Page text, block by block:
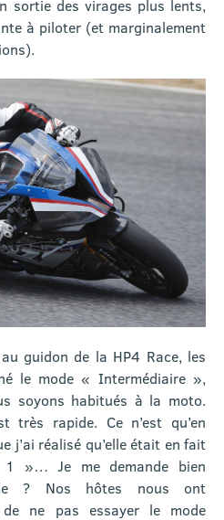
sortie des virages plus lents,
à piloter (et marginalement
guidon de la HP4 Race, les
le mode « Intermédiaire »,
soyons habitués à la moto.
très rapide. Ce n’est qu’en
j’ai réalisé qu’elle était en fait
»… Je me demande bien
? Nos hôtes nous ont
de ne pas essayer le mode